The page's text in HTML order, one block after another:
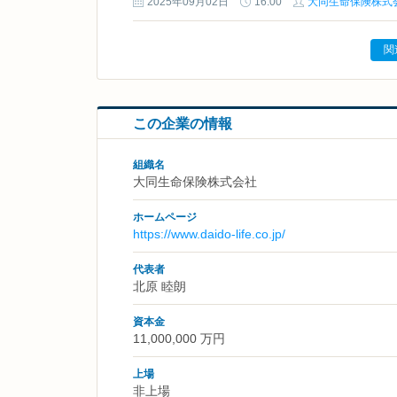
関
この企業の情報
組織名
大同生命保険株式会社
ホームページ
https://www.daido-life.co.jp/
代表者
北原 睦朗
資本金
11,000,000 万円
上場
非上場